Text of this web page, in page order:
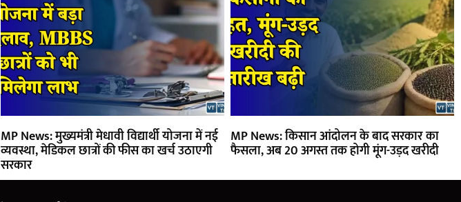
MP News: मुख्यमंत्री मेधावी विद्यार्थी योजना में नई
व्यवस्था, मेडिकल छात्रों की फीस का खर्च उठाएगी
सरकार
MP News: किसान आंदोलन के बाद सरकार का
फैसला, अब 20 अगस्त तक होगी मूंग-उड़द खरीदी